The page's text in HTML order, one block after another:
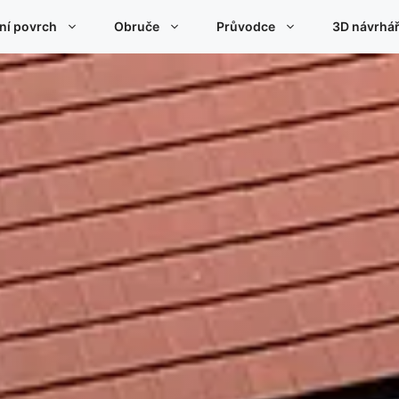
povrch Obruče Průvodce 3D